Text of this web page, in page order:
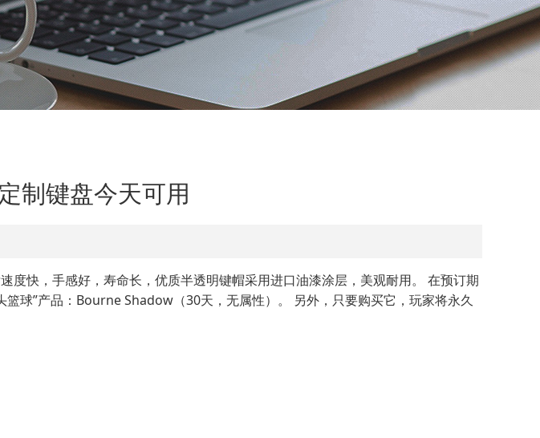
制键盘今天可用
度快，手感好，寿命长，优质半透明键帽采用进口油漆涂层，美观耐用。 在预订期
球”产品：Bourne Shadow（30天，无属性）。 另外，只要购买它，玩家将永久